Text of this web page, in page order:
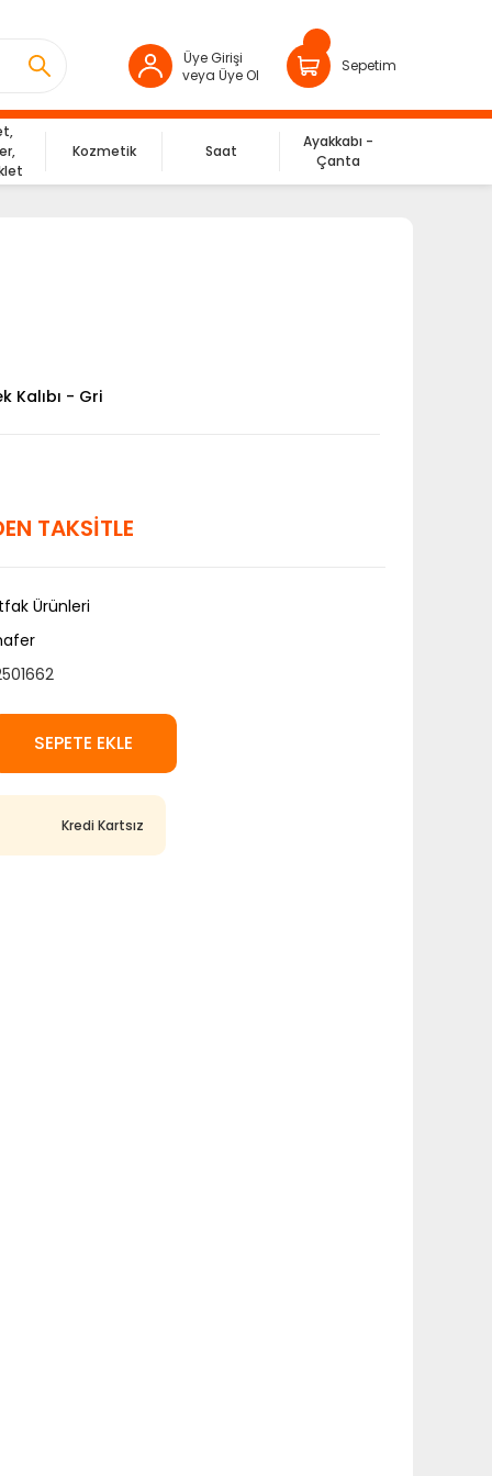
Üye Girişi
veya Üye Ol
Sepetim
Kozmetik Saat
Ayakkabı -
Çanta
Kalıbı - Gri
TAKSİTLE
Ürünleri
SEPETE EKLE
Kredi Kartsız